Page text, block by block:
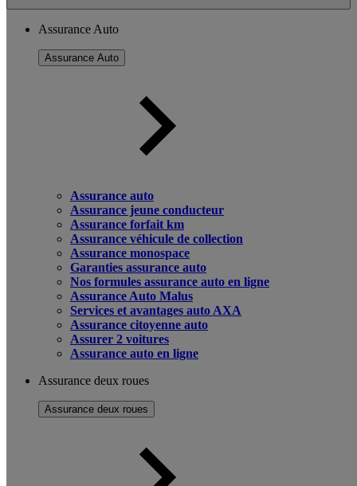
Assurance Auto
Assurance Auto
Assurance auto
Assurance jeune conducteur
Assurance forfait km
Assurance véhicule de collection
Assurance monospace
Garanties assurance auto
Nos formules assurance auto en ligne
Assurance Auto Malus
Services et avantages auto AXA
Assurance citoyenne auto
Assurer 2 voitures
Assurance auto en ligne
Assurance deux roues
Assurance deux roues